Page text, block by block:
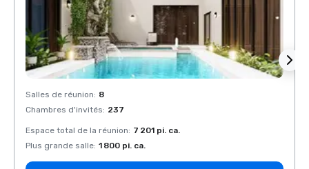
Salles de réunion: 8
Chambres d'invités: 237
Espace total de la réunion: 7 201 pi. ca.
Plus grande salle: 1 800 pi. ca.